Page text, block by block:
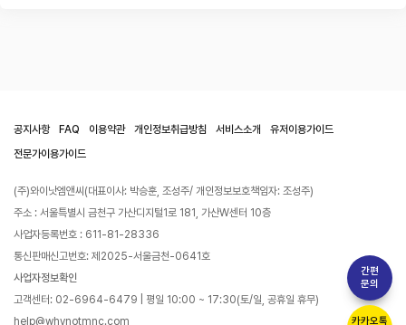
간편
문의
카카오톡
공지사항 FAQ 이용약관 개인정보취급방침 서비스소개
유저이용가이드
전문가이용가이드
(주)와이낫엠앤씨(대표이사: 박승훈, 조성주/ 개인정보보호책임자: 조성주)
주소 : 서울특별시 금천구 가산디지털1로 181, 가산W센터 10층
사업자등록번호 : 611-81-28336
통신판매신고번호: 제2025-서울금천-0641호
사업자정보확인
고객센터: 02-6964-6479 | 평일 10:00 ~ 17:30(토/일, 공휴일 휴무)
help@whynotmnc.com